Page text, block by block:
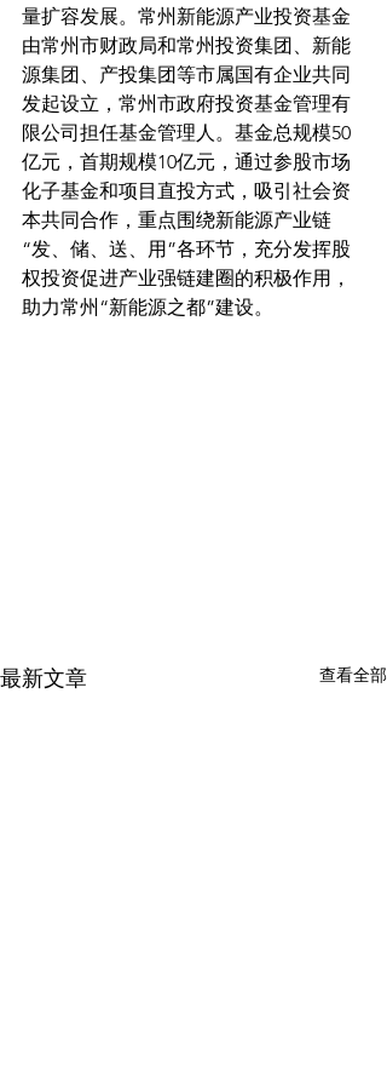
量扩容发展。常州新能源产业投资基金
由常州市财政局和常州投资集团、新能
源集团、产投集团等市属国有企业共同
发起设立，常州市政府投资基金管理有
限公司担任基金管理人。基金总规模50
亿元，首期规模10亿元，通过参股市场
化子基金和项目直投方式，吸引社会资
本共同合作，重点围绕新能源产业链
“发、储、送、用”各环节，充分发挥股
权投资促进产业强链建圈的积极作用，
助力常州“新能源之都”建设。
最新文章 查看全部